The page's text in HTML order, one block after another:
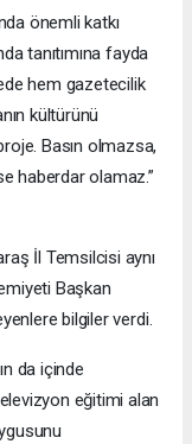
önemli katkı
tanıtımına fayda
hem gazetecilik
kültürünü
Basın olmazsa,
haberdar olamaz.”
İl Temsilcisi aynı
Başkan
bilgiler verdi.
da içinde
eğitimi alan